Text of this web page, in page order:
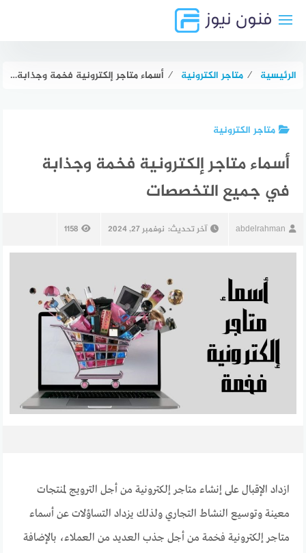
الرئيسية ⁄ متاجر الكترونية ⁄ أسماء متاجر إلكترونية فخمة وجذابة في جميع التخصصات
متاجر الكترونية
أسماء متاجر إلكترونية فخمة وجذابة
في جميع التخصصات
abdelrahman آخر تحديث: نوفمبر 27, 2024 1158
ازداد الإقبال على إنشاء متاجر إلكترونية من أجل الترويج لمنتجات
معينة وتوسيع النشاط التجاري ولذلك يزداد التساؤلات عن أسماء
متاجر إلكترونية فخمة من أجل جذب العديد من العملاء، بالإضافة